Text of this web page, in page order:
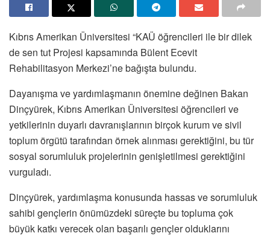
Kıbrıs Amerikan Üniversitesi “KAÜ öğrencileri ile bir dilek
de sen tut Projesi kapsamında Bülent Ecevit
Rehabilitasyon Merkezi’ne bağışta bulundu.
Dayanışma ve yardımlaşmanın önemine değinen Bakan
Dinçyürek, Kıbrıs Amerikan Üniversitesi öğrencileri ve
yetkilerinin duyarlı davranışlarının birçok kurum ve sivil
toplum örgütü tarafından örnek alınması gerektiğini, bu tür
sosyal sorumluluk projelerinin genişletilmesi gerektiğini
vurguladı.
Dinçyürek, yardımlaşma konusunda hassas ve sorumluluk
sahibi gençlerin önümüzdeki süreçte bu topluma çok
büyük katkı verecek olan başarılı gençler olduklarını